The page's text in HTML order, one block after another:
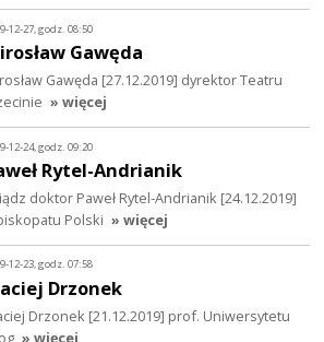
12-27, godz. 08:50
Gawęda
Gawęda [27.12.2019] dyrektor Teatru
» więcej
12-24, godz. 09:20
Rytel-Andrianik
doktor Paweł Rytel-Andrianik [24.12.2019]
Polski » więcej
12-23, godz. 07:58
Drzonek
Drzonek [21.12.2019] prof. Uniwersytetu
» więcej